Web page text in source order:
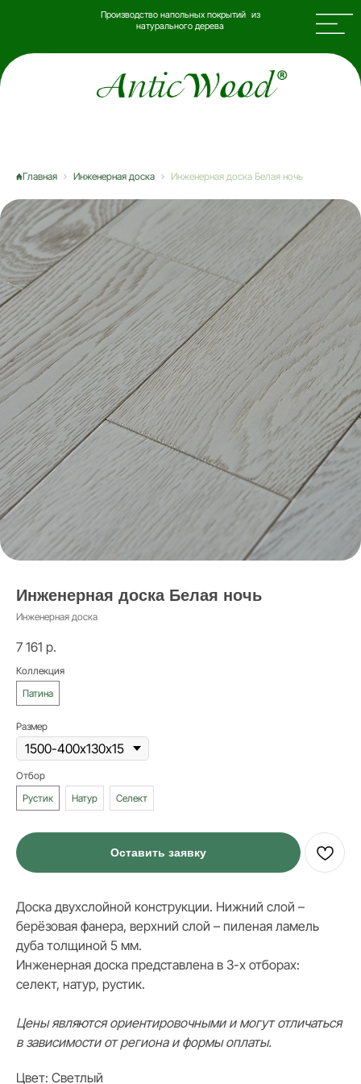
Производство напольных покрытий из
натурального дерева
Главная Инженерная доска Инженерная доска Белая ночь
Инженерная доска Белая ночь
Инженерная доска
7 161 р.
Коллекция
Патина
Размер
Отбор
Рустик
Натур Селект
Оставить заявку
Доска двухслойной конструкции. Нижний слой –
берёзовая фанера, верхний слой – пиленая ламель
дуба толщиной 5 мм.
Инженерная доска представлена в 3-х отборах:
селект, натур, рустик.
Цены являются ориентировочными и могут отличаться
в зависимости от региона и формы оплаты.
Цвет: Светлый
ИНФОРМАЦИЯ
КАТАЛОГ
Наши работы
Блог